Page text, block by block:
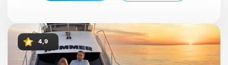
4,9